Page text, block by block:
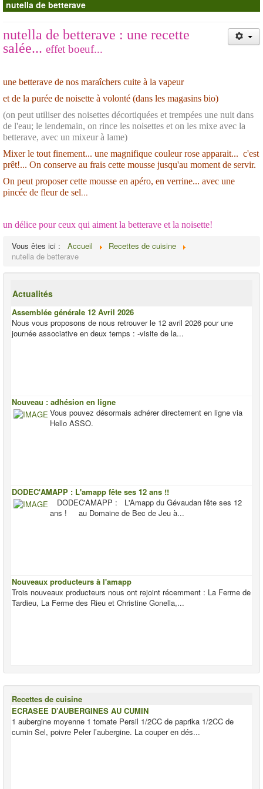
Contacts
nutella de betterave
nutella de betterave : une recette
salée... effet boeuf...
une betterave de nos maraîchers cuite à la vapeur
et de la purée de noisette à volonté (dans les magasins bio)
(on peut utiliser des noisettes décortiquées et trempées une nuit dans
de l'eau; le lendemain, on rince les noisettes et on les mixe avec la
betterave, avec un mixeur à lame)
Mixer le tout finement... une magnifique couleur rose apparait... c'est
prêt!... On conserve au frais cette mousse jusqu'au moment de servir.
On peut proposer cette mousse en apéro, en verrine... avec une
pincée de fleur de sel...
un délice pour ceux qui aiment la betterave et la noisette!
Vous êtes ici : Accueil
Recettes de cuisine
nutella de betterave
Actualités
Assemblée générale 12 Avril 2026
Nous vous proposons de nous retrouver le 12 avril 2026 pour une
journée associative en deux temps : -visite de la...
Nouveau : adhésion en ligne
Vous pouvez désormais adhérer directement en ligne via
Hello ASSO.
DODEC'AMAPP : L'amapp fête ses 12 ans !!
DODEC'AMAPP : L'Amapp du Gévaudan fête ses 12
ans ! au Domaine de Bec de Jeu à...
Nouveaux producteurs à l'amapp
Trois nouveaux producteurs nous ont rejoint récemment : La Ferme de
Tardieu, La Ferme des Rieu et Christine Gonella,...
Recettes de cuisine
ECRASEE D’AUBERGINES AU CUMIN
1 aubergine moyenne 1 tomate Persil 1/2CC de paprika 1/2CC de
cumin Sel, poivre Peler l’aubergine. La couper en dés...